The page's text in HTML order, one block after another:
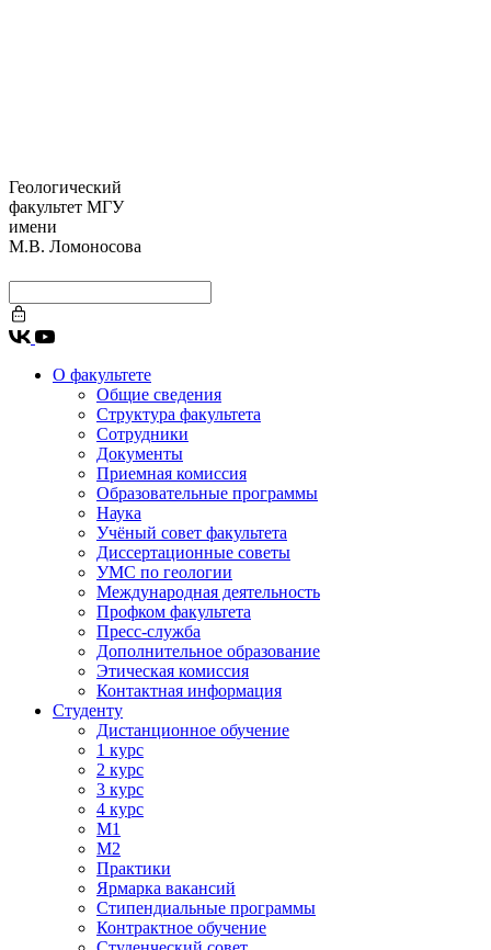
Геологический
факультет МГУ
имени
М.В. Ломоносова
О факультете
Общие сведения
Структура факультета
Сотрудники
Документы
Приемная комиссия
Образовательные программы
Наука
Учёный совет факультета
Диссертационные советы
УМС по геологии
Международная деятельность
Профком факультета
Пресс-служба
Дополнительное образование
Этическая комиссия
Контактная информация
Студенту
Дистанционное обучение
1 курс
2 курс
3 курс
4 курс
М1
М2
Практики
Ярмарка вакансий
Стипендиальные программы
Контрактное обучение